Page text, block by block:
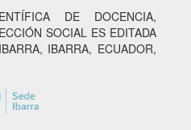
DE DOCENCIA,
SOCIAL ES EDITADA
IBARRA, ECUADOR,